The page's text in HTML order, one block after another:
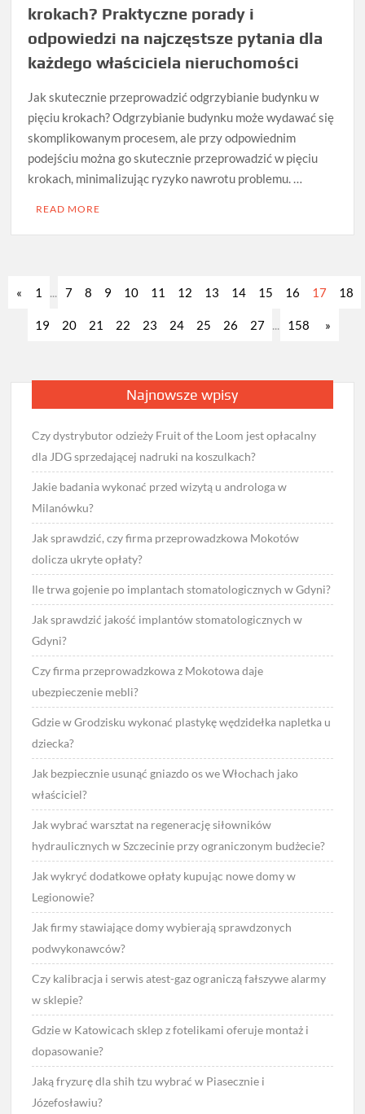
krokach? Praktyczne porady i
odpowiedzi na najczęstsze pytania dla
każdego właściciela nieruchomości
Jak skutecznie przeprowadzić odgrzybianie budynku w
pięciu krokach? Odgrzybianie budynku może wydawać się
skomplikowanym procesem, ale przy odpowiednim
podejściu można go skutecznie przeprowadzić w pięciu
krokach, minimalizując ryzyko nawrotu problemu. …
READ MORE
« 1 ... 7 8 9 10 11 12 13 14 15 16 17 18
19 20 21 22 23 24 25 26 27 ... 158 »
Najnowsze wpisy
Czy dystrybutor odzieży Fruit of the Loom jest opłacalny
dla JDG sprzedającej nadruki na koszulkach?
Jakie badania wykonać przed wizytą u androloga w
Milanówku?
Jak sprawdzić, czy firma przeprowadzkowa Mokotów
dolicza ukryte opłaty?
Ile trwa gojenie po implantach stomatologicznych w Gdyni?
Jak sprawdzić jakość implantów stomatologicznych w
Gdyni?
Czy firma przeprowadzkowa z Mokotowa daje
ubezpieczenie mebli?
Gdzie w Grodzisku wykonać plastykę wędzidełka napletka u
dziecka?
Jak bezpiecznie usunąć gniazdo os we Włochach jako
właściciel?
Jak wybrać warsztat na regenerację siłowników
hydraulicznych w Szczecinie przy ograniczonym budżecie?
Jak wykryć dodatkowe opłaty kupując nowe domy w
Legionowie?
Jak firmy stawiające domy wybierają sprawdzonych
podwykonawców?
Czy kalibracja i serwis atest-gaz ograniczą fałszywe alarmy
w sklepie?
Gdzie w Katowicach sklep z fotelikami oferuje montaż i
dopasowanie?
Jaką fryzurę dla shih tzu wybrać w Piasecznie i
Józefosławiu?